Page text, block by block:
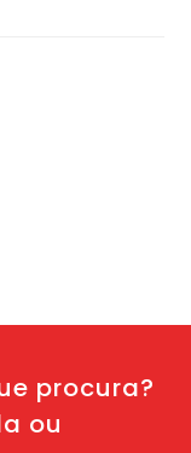
procura?
ou